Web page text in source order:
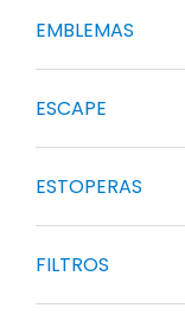
EMBLEMAS
ESCAPE
ESTOPERAS
FILTROS